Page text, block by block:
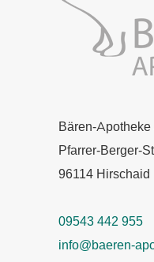
Bären-
Pfarrer-Berger-
96114 Hirschaid
09543 442 955
info@baeren-